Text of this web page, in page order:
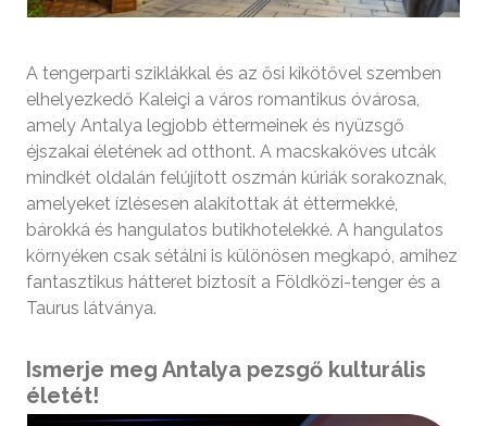
A tengerparti sziklákkal és az ősi kikötővel szemben
elhelyezkedő Kaleiçi a város romantikus óvárosa,
amely Antalya legjobb éttermeinek és nyüzsgő
éjszakai életének ad otthont. A macskaköves utcák
mindkét oldalán felújított oszmán kúriák sorakoznak,
amelyeket ízlésesen alakítottak át éttermekké,
bárokká és hangulatos butikhotelekké. A hangulatos
környéken csak sétálni is különösen megkapó, amihez
fantasztikus hátteret biztosít a Földközi-tenger és a
Taurus látványa.
Ismerje meg Antalya pezsgő kulturális
életét!